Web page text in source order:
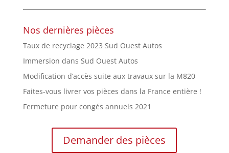
Nos dernières pièces
Taux de recyclage 2023 Sud Ouest Autos
Immersion dans Sud Ouest Autos
Modification d’accès suite aux travaux sur la M820
Faites-vous livrer vos pièces dans la France entière !
Fermeture pour congés annuels 2021
Demander des pièces